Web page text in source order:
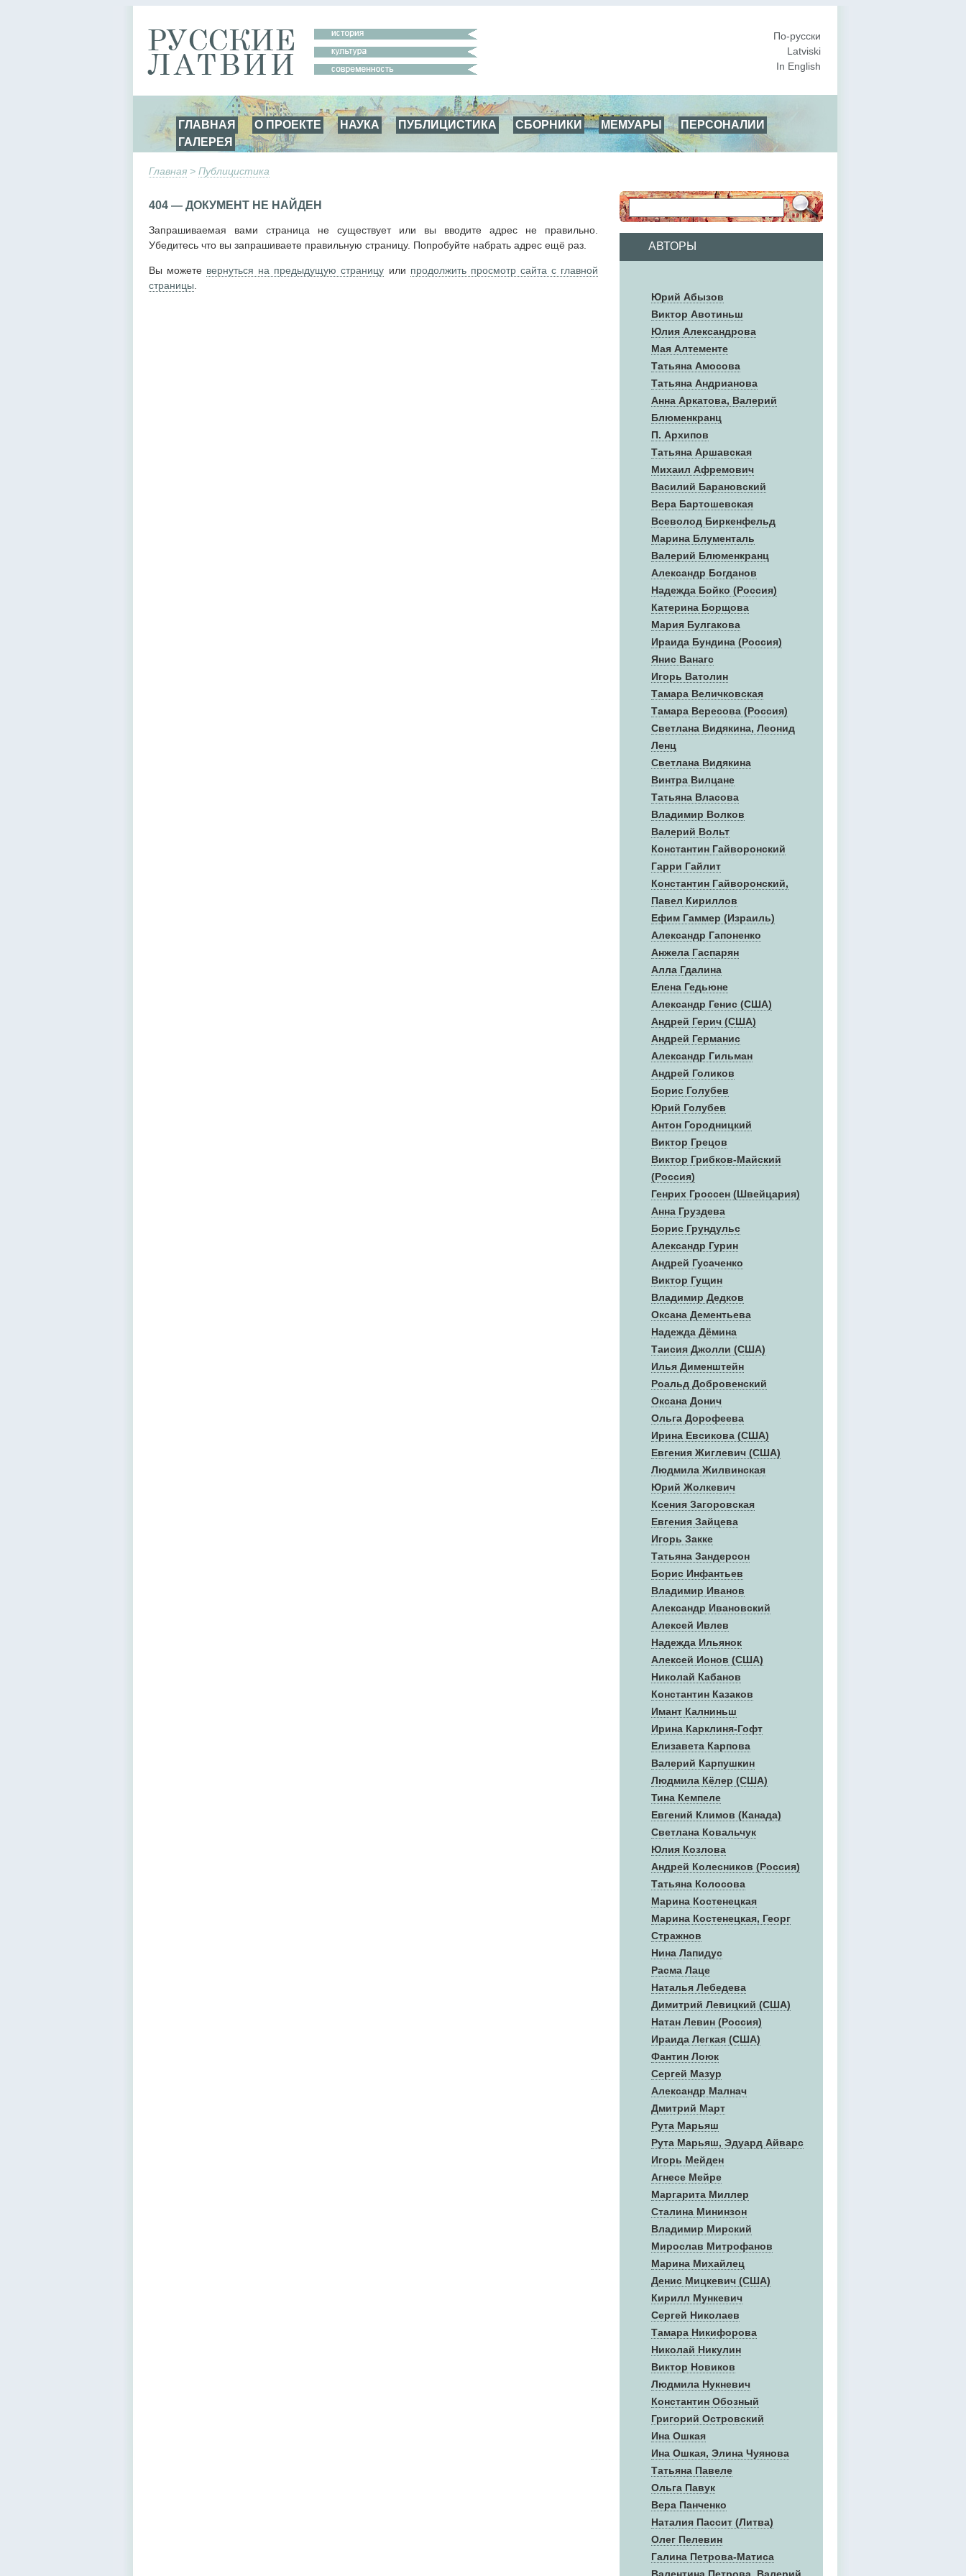
По-русски
Latviski
In English
ГЛАВНАЯ О ПРОЕКТЕ НАУКА ПУБЛИЦИСТИКА СБОРНИКИ МЕМУАРЫ
ПЕРСОНАЛИИ
ГАЛЕРЕЯ
Главная > Публицистика
АВТОРЫ
Юрий Абызов
Виктор Авотиньш
Юлия Александрова
Мая Алтементе
Татьяна Амосова
Татьяна Андрианова
Анна Аркатова, Валерий
Блюменкранц
П. Архипов
Татьяна Аршавская
Михаил Афремович
Василий Барановский
Вера Бартошевская
Всеволод Биркенфельд
Марина Блументаль
Валерий Блюменкранц
Александр Богданов
Надежда Бойко (Россия)
Катерина Борщова
Мария Булгакова
Ираида Бундина (Россия)
Янис Ванагс
Игорь Ватолин
Тамара Величковская
Тамара Вересова (Россия)
Светлана Видякина, Леонид
Ленц
Светлана Видякина
Винтра Вилцане
Татьяна Власова
Владимир Волков
Валерий Вольт
Константин Гайворонский
Гарри Гайлит
Константин Гайворонский,
Павел Кириллов
Ефим Гаммер (Израиль)
Александр Гапоненко
Анжела Гаспарян
Алла Гдалина
Елена Гедьюне
Александр Генис (США)
Андрей Герич (США)
Андрей Германис
Александр Гильман
Андрей Голиков
Борис Голубев
Юрий Голубев
Антон Городницкий
Виктор Грецов
Виктор Грибков-Майский
(Россия)
Генрих Гроссен (Швейцария)
Анна Груздева
Борис Грундульс
Александр Гурин
Андрей Гусаченко
Виктор Гущин
Владимир Дедков
Оксана Дементьева
Надежда Дёмина
Таисия Джолли (США)
Илья Дименштейн
Роальд Добровенский
Оксана Донич
Ольга Дорофеева
Ирина Евсикова (США)
Евгения Жиглевич (США)
Людмила Жилвинская
Юрий Жолкевич
Ксения Загоровская
Евгения Зайцева
Игорь Закке
Татьяна Зандерсон
Борис Инфантьев
Владимир Иванов
Александр Ивановский
Алексей Ивлев
Надежда Ильянок
Алексей Ионов (США)
Николай Кабанов
Константин Казаков
Имант Калниньш
Ирина Карклиня-Гофт
Елизавета Карпова
Валерий Карпушкин
Людмила Кёлер (США)
Тина Кемпеле
Евгений Климов (Канада)
Светлана Ковальчук
Юлия Козлова
Андрей Колесников (Россия)
Татьяна Колосова
Марина Костенецкая
Марина Костенецкая, Георг
Стражнов
Нина Лапидус
Расма Лаце
Наталья Лебедева
Димитрий Левицкий (США)
Натан Левин (Россия)
Ираида Легкая (США)
Фантин Лоюк
Сергей Мазур
Александр Малнач
Дмитрий Март
Рута Марьяш
Рута Марьяш, Эдуард Айварс
Игорь Мейден
Агнесе Мейре
Маргарита Миллер
Сталина Мининзон
Владимир Мирский
Мирослав Митрофанов
Марина Михайлец
Денис Mицкевич (США)
Кирилл Мункевич
Сергей Николаев
Тамара Никифорова
Николай Никулин
Виктор Новиков
Людмила Нукневич
Константин Обозный
Григорий Островский
Ина Ошкая
Ина Ошкая, Элина Чуянова
Татьяна Павеле
Ольга Павук
Вера Панченко
Наталия Пассит (Литва)
Олег Пелевин
Галина Петрова-Матиса
404 — ДОКУМЕНТ НЕ НАЙДЕН
Запрашиваемая вами страница не существует или вы вводите адрес не правильно.
Убедитесь что вы запрашиваете правильную страницу. Попробуйте набрать адрес ещё раз.
Вы можете вернуться на предыдущую страницу или продолжить просмотр сайта с главной
страницы